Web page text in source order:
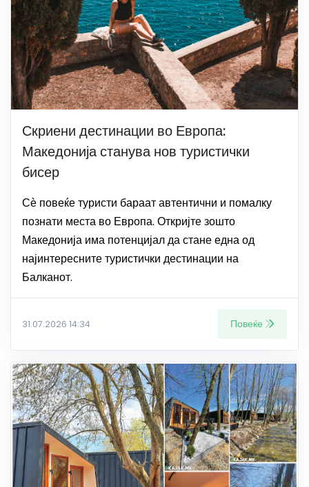
Скриени дестинации во Европа:
Македонија станува нов туристички
бисер
Сѐ повеќе туристи бараат автентични и помалку
познати места во Европа. Откријте зошто
Македонија има потенцијал да стане една од
најинтересните туристички дестинации на
Балканот.
31.07.2026 14:34 Повеќе